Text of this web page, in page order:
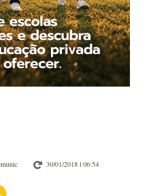
30/01/2018 l 06:54